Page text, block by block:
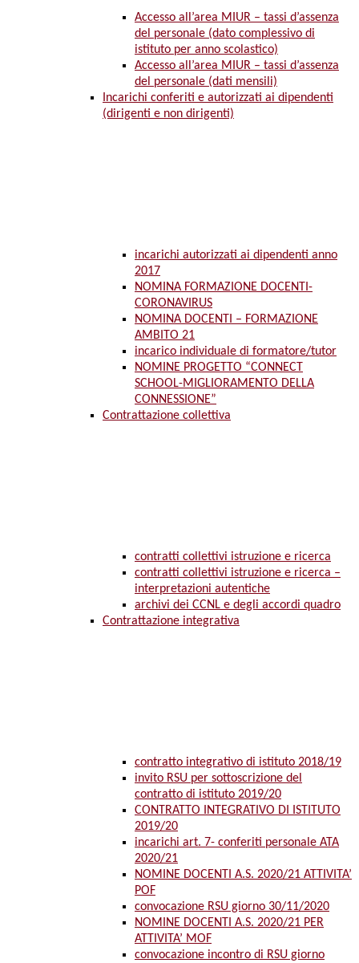
Accesso all’area MIUR – tassi d’assenza
del personale (dato complessivo di
istituto per anno scolastico)
Accesso all’area MIUR – tassi d’assenza
del personale (dati mensili)
Incarichi conferiti e autorizzati ai dipendenti
(dirigenti e non dirigenti)
incarichi autorizzati ai dipendenti anno
2017
NOMINA FORMAZIONE DOCENTI-
CORONAVIRUS
NOMINA DOCENTI – FORMAZIONE
AMBITO 21
incarico individuale di formatore/tutor
NOMINE PROGETTO “CONNECT
SCHOOL-MIGLIORAMENTO DELLA
CONNESSIONE”
Contrattazione collettiva
contratti collettivi istruzione e ricerca
contratti collettivi istruzione e ricerca –
interpretazioni autentiche
archivi dei CCNL e degli accordi quadro
Contrattazione integrativa
contratto integrativo di istituto 2018/19
invito RSU per sottoscrizione del
contratto di istituto 2019/20
CONTRATTO INTEGRATIVO DI ISTITUTO
2019/20
incarichi art. 7- conferiti personale ATA
2020/21
NOMINE DOCENTI A.S. 2020/21 ATTIVITA’
POF
convocazione RSU giorno 30/11/2020
NOMINE DOCENTI A.S. 2020/21 PER
ATTIVITA’ MOF
convocazione incontro di RSU giorno